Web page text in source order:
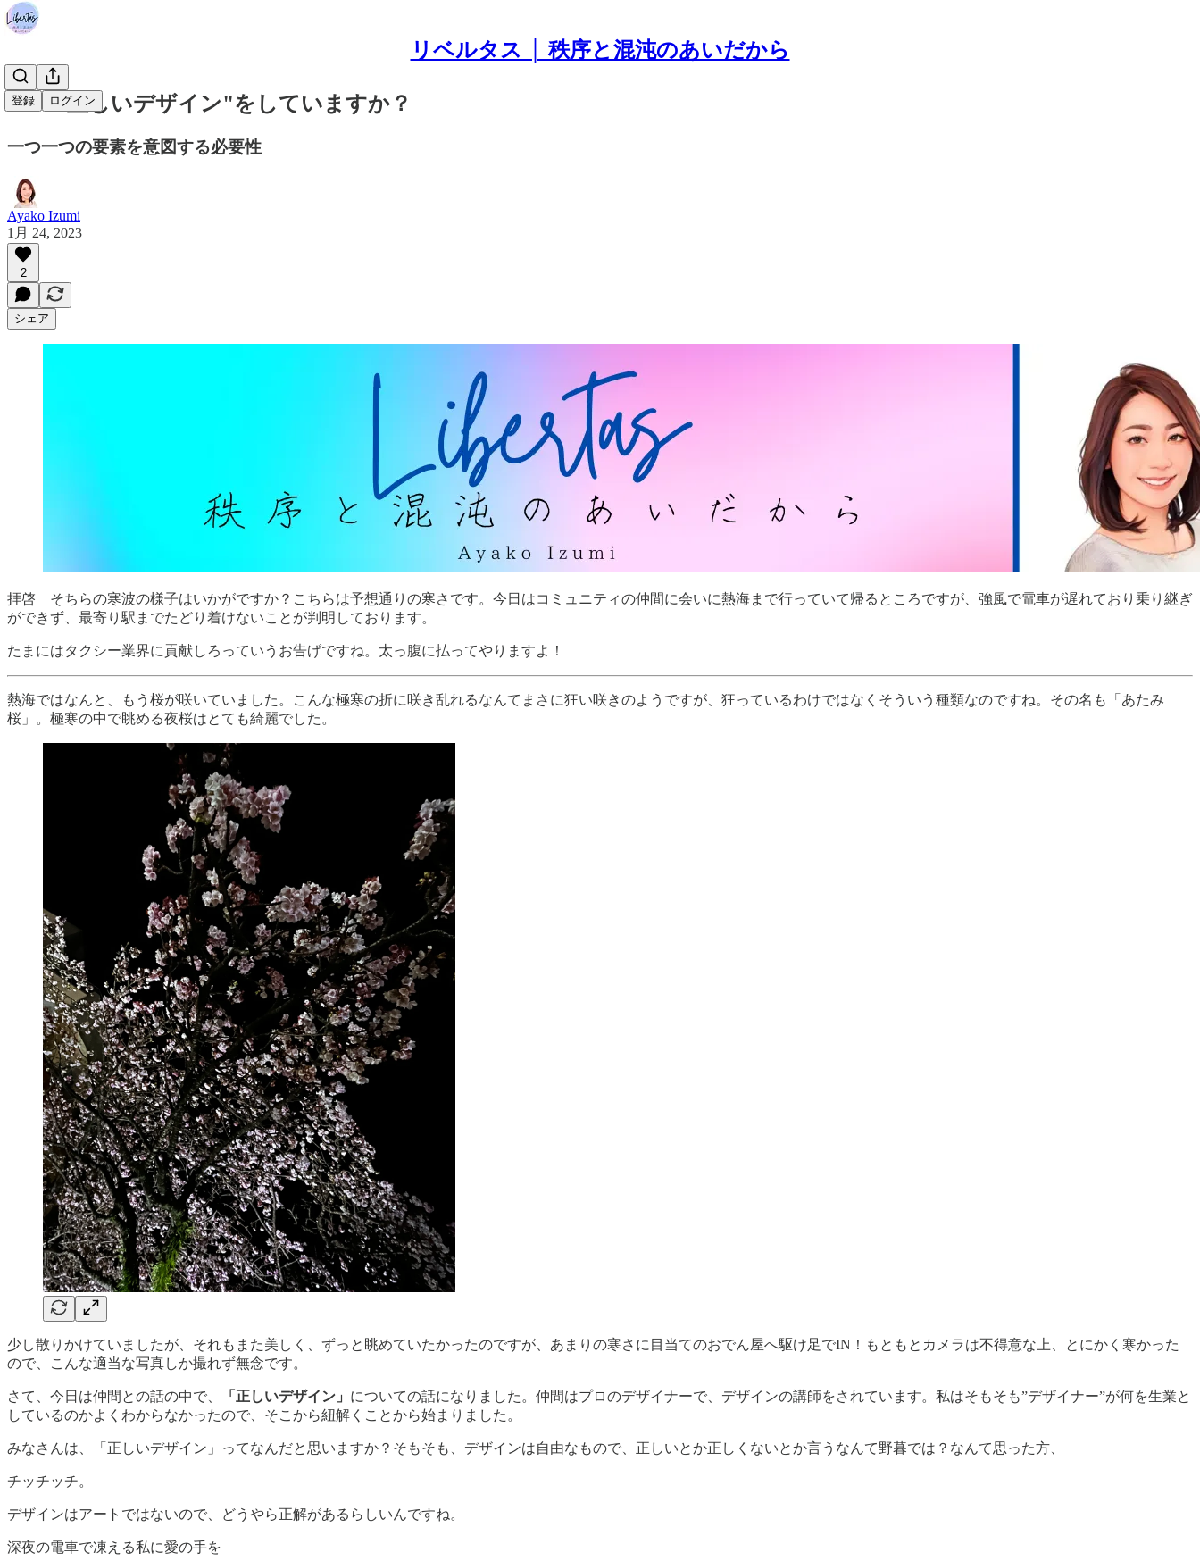
リベルタス │ 秩序と混沌のあいだから
登録 ログイン
#044 "正しいデザイン"をしていますか？
一つ一つの要素を意図する必要性
Ayako Izumi
1月 24, 2023
2
シェア
拝啓 そちらの寒波の様子はいかがですか？こちらは予想通りの寒さです。今日はコミュニティの仲間に会いに熱海まで行っていて帰るところですが、強風で電車が遅れており乗り継ぎ
ができず、最寄り駅までたどり着けないことが判明しております。
たまにはタクシー業界に貢献しろっていうお告げですね。太っ腹に払ってやりますよ！
熱海ではなんと、もう桜が咲いていました。こんな極寒の折に咲き乱れるなんてまさに狂い咲きのようですが、狂っているわけではなくそういう種類なのですね。その名も「あたみ
桜」。極寒の中で眺める夜桜はとても綺麗でした。
少し散りかけていましたが、それもまた美しく、ずっと眺めていたかったのですが、あまりの寒さに目当てのおでん屋へ駆け足でIN！もともとカメラは不得意な上、とにかく寒かった
ので、こんな適当な写真しか撮れず無念です。
さて、今日は仲間との話の中で、 「正しいデザイン」 についての話になりました。仲間はプロのデザイナーで、デザインの講師をされています。私はそもそも”デザイナー”が何を生業と
しているのかよくわからなかったので、そこから紐解くことから始まりました。
みなさんは、「正しいデザイン」ってなんだと思いますか？そもそも、デザインは自由なもので、正しいとか正しくないとか言うなんて野暮では？なんて思った方、
チッチッチ。
デザインはアートではないので、どうやら正解があるらしいんですね。
深夜の電車で凍える私に愛の手を